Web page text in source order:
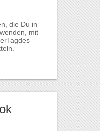
die Du in
mit